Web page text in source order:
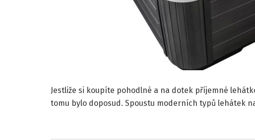
Jestliže si koupíte pohodlné a na dotek příjemné
tomu bylo doposud. Spoustu moderních typů lehátek